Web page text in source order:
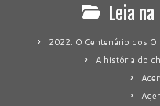
Leia
2022: O Centenário dos
A história do